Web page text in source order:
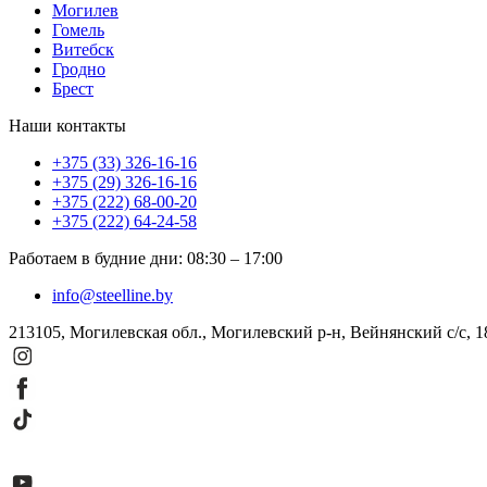
Могилев
Гомель
Витебск
Гродно
Брест
Наши контакты
+375 (33) 326-16-16
+375 (29) 326-16-16
+375 (222) 68-00-20
+375 (222) 64-24-58
Работаем в будние дни: 08:30 – 17:00
info@steelline.by
213105, Могилевская обл., Могилевский р-н, Вейнянский с/с,